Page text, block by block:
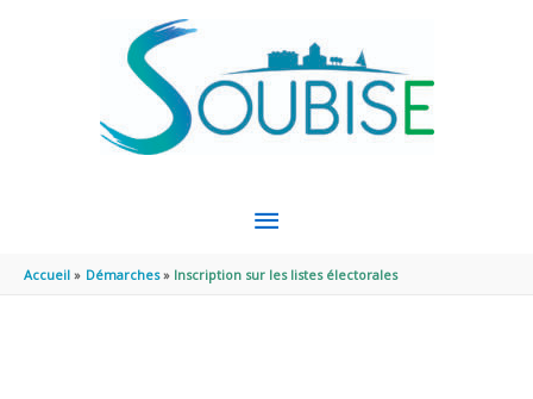
MENU
PRINCIPAL
Accueil Démarches Inscription sur les listes électorales